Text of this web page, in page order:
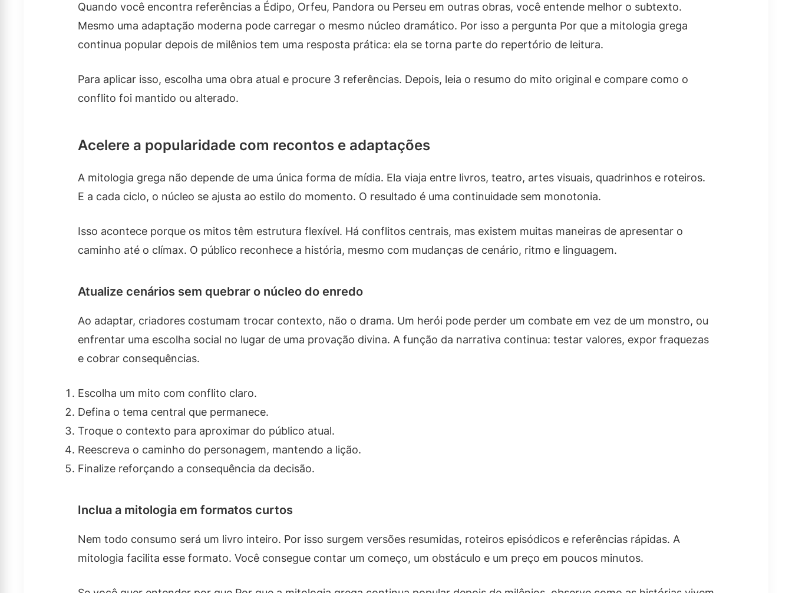
Quando você encontra referências a Édipo, Orfeu, Pandora ou Perseu em outras obras, você entende melhor o subtexto.
Mesmo uma adaptação moderna pode carregar o mesmo núcleo dramático. Por isso a pergunta Por que a mitologia grega
continua popular depois de milênios tem uma resposta prática: ela se torna parte do repertório de leitura.
Para aplicar isso, escolha uma obra atual e procure 3 referências. Depois, leia o resumo do mito original e compare como o
conflito foi mantido ou alterado.
Acelere a popularidade com recontos e adaptações
A mitologia grega não depende de uma única forma de mídia. Ela viaja entre livros, teatro, artes visuais, quadrinhos e roteiros.
E a cada ciclo, o núcleo se ajusta ao estilo do momento. O resultado é uma continuidade sem monotonia.
Isso acontece porque os mitos têm estrutura flexível. Há conflitos centrais, mas existem muitas maneiras de apresentar o
caminho até o clímax. O público reconhece a história, mesmo com mudanças de cenário, ritmo e linguagem.
Atualize cenários sem quebrar o núcleo do enredo
Ao adaptar, criadores costumam trocar contexto, não o drama. Um herói pode perder um combate em vez de um monstro, ou
enfrentar uma escolha social no lugar de uma provação divina. A função da narrativa continua: testar valores, expor fraquezas
e cobrar consequências.
Escolha um mito com conflito claro.
Defina o tema central que permanece.
Troque o contexto para aproximar do público atual.
Reescreva o caminho do personagem, mantendo a lição.
Finalize reforçando a consequência da decisão.
Inclua a mitologia em formatos curtos
Nem todo consumo será um livro inteiro. Por isso surgem versões resumidas, roteiros episódicos e referências rápidas. A
mitologia facilita esse formato. Você consegue contar um começo, um obstáculo e um preço em poucos minutos.